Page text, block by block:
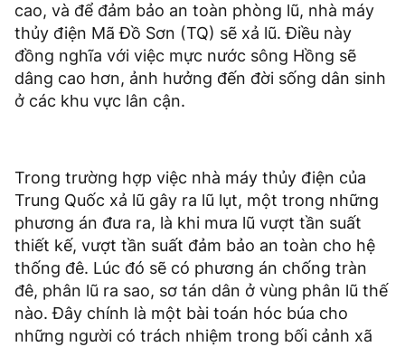
cao, và để đảm bảo an toàn phòng lũ, nhà máy
thủy điện Mã Đồ Sơn (TQ) sẽ xả lũ. Điều này
đồng nghĩa với việc mực nước sông Hồng sẽ
dâng cao hơn, ảnh hưởng đến đời sống dân sinh
ở các khu vực lân cận.
Trong trường hợp việc nhà máy thủy điện của
Trung Quốc xả lũ gây ra lũ lụt, một trong những
phương án đưa ra, là khi mưa lũ vượt tần suất
thiết kế, vượt tần suất đảm bảo an toàn cho hệ
thống đê. Lúc đó sẽ có phương án chống tràn
đê, phân lũ ra sao, sơ tán dân ở vùng phân lũ thế
nào. Đây chính là một bài toán hóc búa cho
những người có trách nhiệm trong bối cảnh xã